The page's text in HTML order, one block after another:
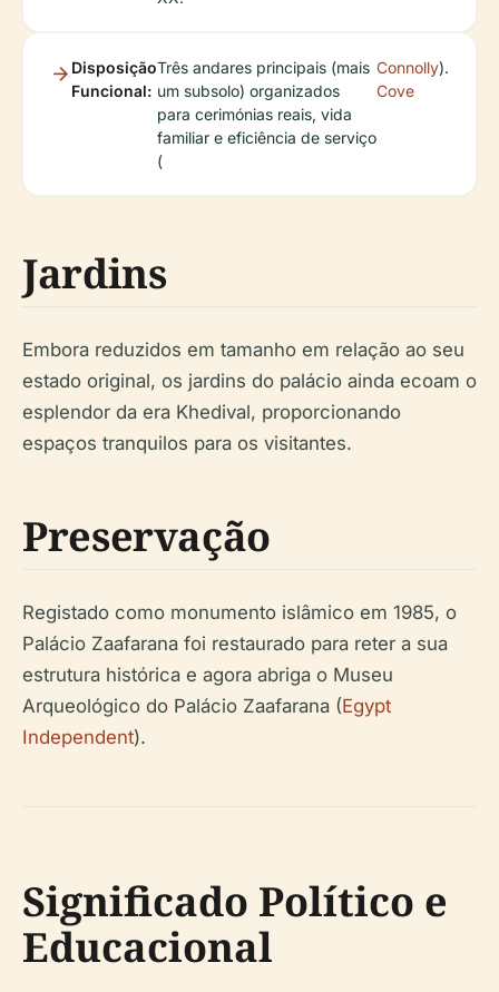
Disposição
Funcional:
Três andares principais (mais
um subsolo) organizados
para cerimónias reais, vida
familiar e eficiência de serviço
(
Connolly
Cove
).
Jardins
Embora reduzidos em tamanho em relação ao seu
estado original, os jardins do palácio ainda ecoam o
esplendor da era Khedival, proporcionando
espaços tranquilos para os visitantes.
Preservação
Registado como monumento islâmico em 1985, o
Palácio Zaafarana foi restaurado para reter a sua
estrutura histórica e agora abriga o Museu
Arqueológico do Palácio Zaafarana (Egypt
Independent).
Significado Político e
Educacional